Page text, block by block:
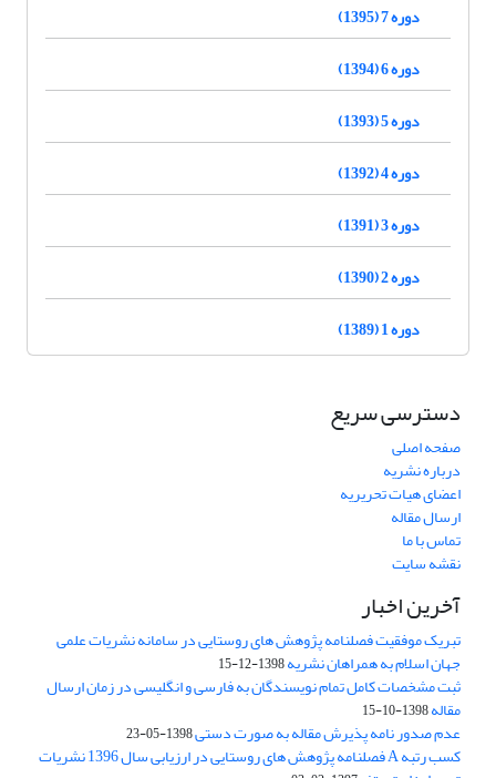
دوره 7 (1395)
دوره 6 (1394)
دوره 5 (1393)
دوره 4 (1392)
دوره 3 (1391)
دوره 2 (1390)
دوره 1 (1389)
دسترسی سریع
صفحه اصلی
درباره نشریه
اعضای هیات تحریریه
ارسال مقاله
تماس با ما
نقشه سایت
آخرین اخبار
تبریک موفقیت فصلنامه پژوهش های روستایی در سامانه نشریات علمی
جهان اسلام به همراهان نشریه1398-12-15
ثبت مشخصات کامل تمام نویسندگان به فارسی و انگلیسی در زمان ارسال
مقاله1398-10-15
عدم صدور نامه پذیرش مقاله به صورت دستی1398-05-23
کسب رتبه A فصلنامه پژوهش های روستایی در ارزیابی سال 1396 نشریات